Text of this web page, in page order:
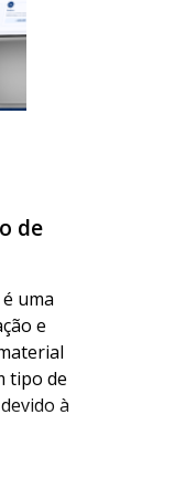
de
uma
e
tipo de
à
em